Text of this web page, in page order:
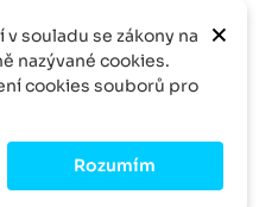
×
souladu se zákony na
nazývané cookies.
cookies souborů pro
Rozumím